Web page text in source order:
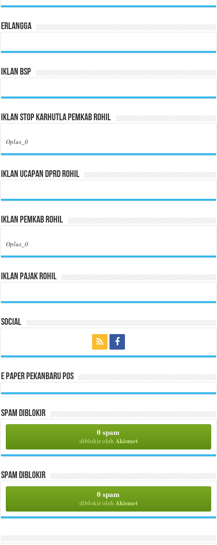
Erlangga
Iklan BSP
Iklan Stop Karhutla Pemkab Rohil
Oplus_0
Iklan Ucapan DPRD Rohil
Iklan Pemkab Rohil
Oplus_0
Iklan Pajak Rohil
Social
E Paper Pekanbaru Pos
Spam Diblokir
0 spam
diblokir oleh Akismet
Spam Diblokir
0 spam
diblokir oleh Akismet